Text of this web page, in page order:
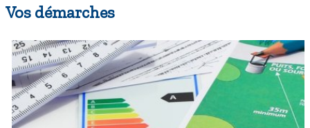
Vos démarches